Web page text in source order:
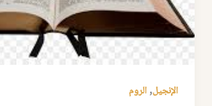
الإنجيل,الروم